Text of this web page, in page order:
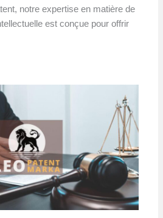
notre expertise en matière de
est conçue pour offrir